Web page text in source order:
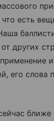
есть
других
его слова
ближе